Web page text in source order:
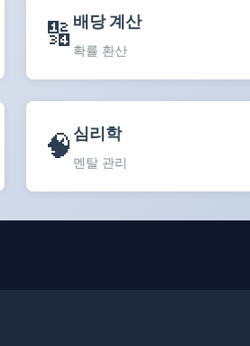
🔢 배당 계산
확률 환산
🧠 심리학
멘탈 관리